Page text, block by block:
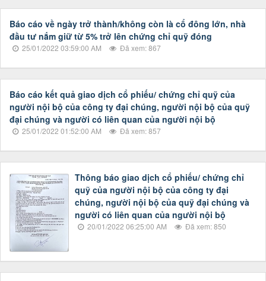
Báo cáo về ngày trở thành/không còn là cổ đông lớn, nhà
đầu tư nắm giữ từ 5% trở lên chứng chỉ quỹ đóng
25/01/2022 03:59:00 AM Đã xem: 867
Báo cáo kết quả giao dịch cổ phiếu/ chứng chỉ quỹ của
người nội bộ của công ty đại chúng, người nội bộ của quỹ
đại chúng và người có liên quan của người nội bộ
25/01/2022 01:52:00 AM Đã xem: 857
Thông báo giao dịch cổ phiếu/ chứng chỉ
quỹ của người nội bộ của công ty đại
chúng, người nội bộ của quỹ đại chúng và
người có liên quan của người nội bộ
20/01/2022 06:25:00 AM Đã xem: 850